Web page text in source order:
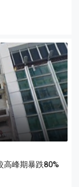
高峰期暴跌80%